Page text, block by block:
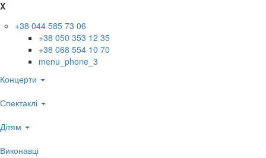
X
+38 044 585 73 06
+38 050 353 12 35
+38 068 554 10 70
menu_phone_3
Концерти
Спектаклі
Дітям
Виконавці